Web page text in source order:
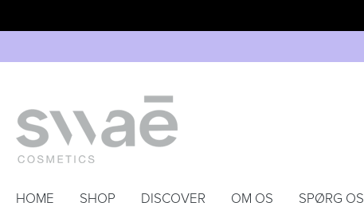
HOME SHOP DISCOVER OM OS SPØRG OS